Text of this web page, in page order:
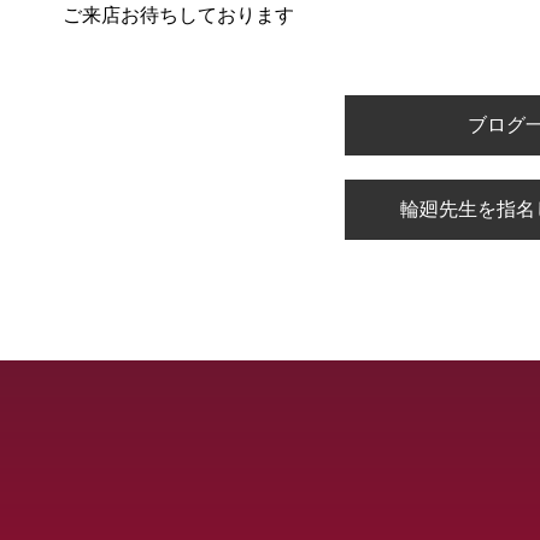
ご来店お待ちしております
ブログ
輪廻先生を指